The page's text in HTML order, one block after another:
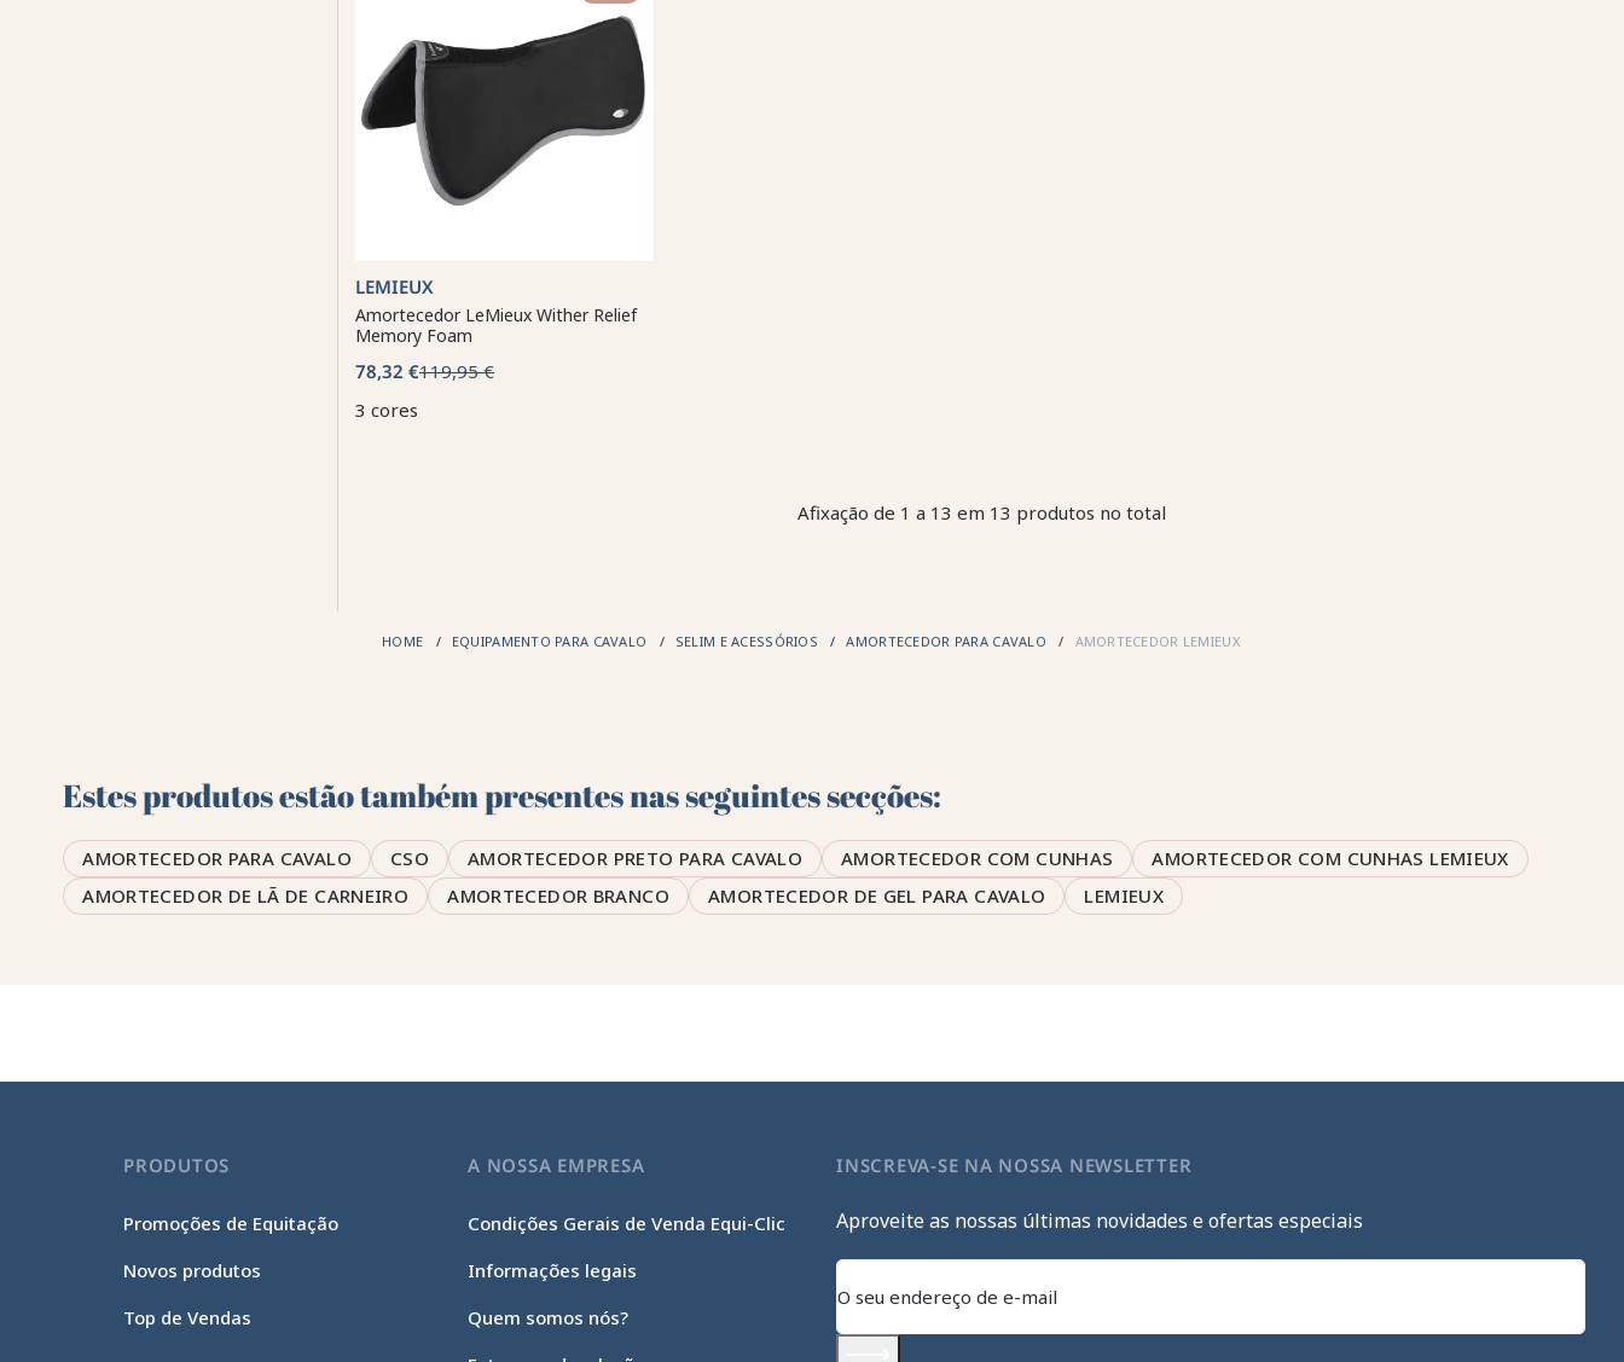
LEMIEUX
Amortecedor LeMieux Wither Relief
Memory Foam
78,32 €119,95 €
3 cores
Afixação de 1 a 13 em 13 produtos no total
HOME EQUIPAMENTO PARA CAVALO SELIM E ACESSÓRIOS AMORTECEDOR PARA CAVALO AMORTECEDOR LEMIEUX
Estes produtos estão também presentes nas seguintes secções:
AMORTECEDOR PARA CAVALO CSO AMORTECEDOR PRETO PARA CAVALO AMORTECEDOR COM CUNHAS
AMORTECEDOR COM CUNHAS LEMIEUX
AMORTECEDOR DE LÃ DE CARNEIRO
AMORTECEDOR BRANCO AMORTECEDOR DE GEL PARA CAVALO LEMIEUX
PRODUTOS
Promoções de Equitação
Novos produtos
Top de Vendas
A NOSSA EMPRESA
Condições Gerais de Venda Equi-Clic
Informações legais
Quem somos nós?
INSCREVA-SE NA NOSSA NEWSLETTER
Aproveite as nossas últimas novidades e ofertas especiais